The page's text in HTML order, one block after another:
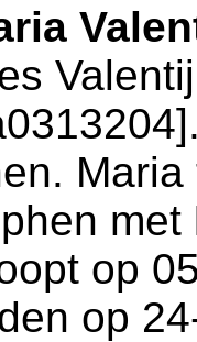
.
met
op
op